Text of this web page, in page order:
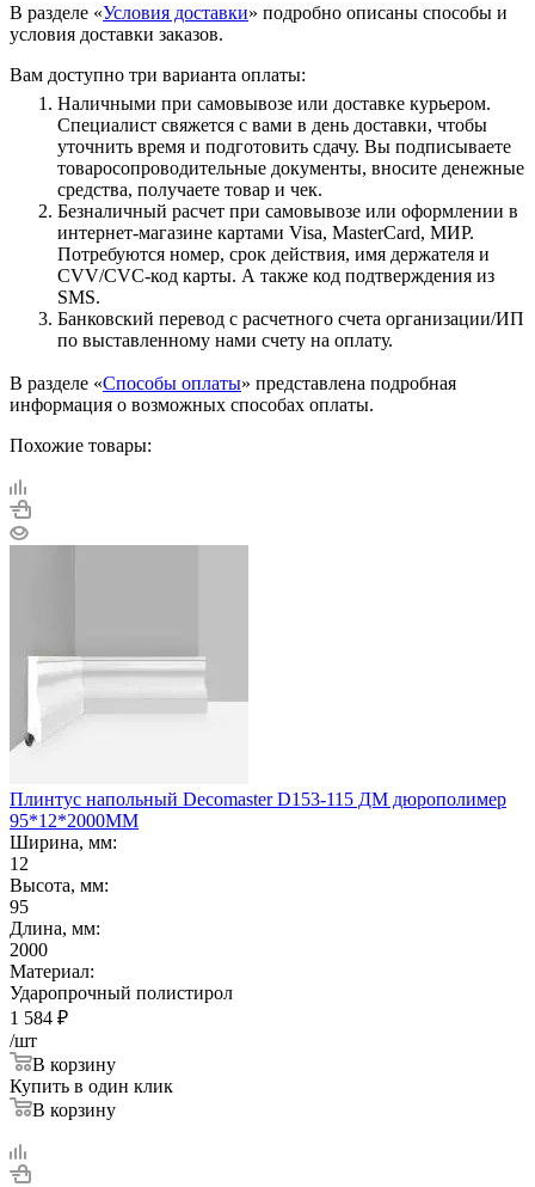
В разделе «Условия доставки» подробно описаны способы и
условия доставки заказов.
Вам доступно три варианта оплаты:
Наличными при самовывозе или доставке курьером.
Специалист свяжется с вами в день доставки, чтобы
уточнить время и подготовить сдачу. Вы подписываете
товаросопроводительные документы, вносите денежные
средства, получаете товар и чек.
Безналичный расчет при самовывозе или оформлении в
интернет-магазине картами Visa, MasterCard, МИР.
Потребуются номер, срок действия, имя держателя и
CVV/CVC-код карты. А также код подтверждения из
SMS.
Банковский перевод с расчетного счета организации/ИП
по выставленному нами счету на оплату.
В разделе «Способы оплаты» представлена подробная
информация о возможных способах оплаты.
Похожие товары:
Плинтус напольный Decomaster D153-115 ДМ дюрополимер
95*12*2000ММ
Ширина, мм:
12
Высота, мм:
95
Длина, мм:
2000
Материал:
Ударопрочный полистирол
1 584 ₽
/шт
В корзину
Купить в один клик
В корзину